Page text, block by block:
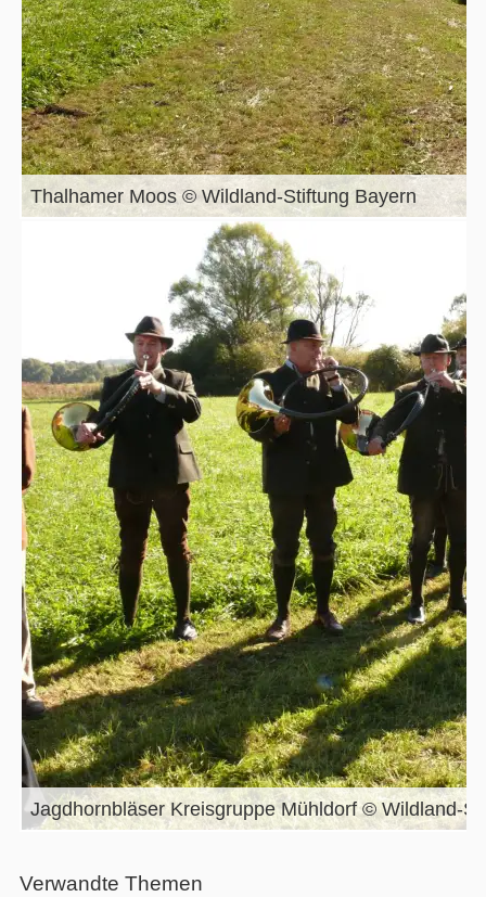
Thalhamer Moos © Wildland-Stiftung Bayern
Jagdhornbläser Kreisgruppe Mühldorf © Wildland-
Verwandte Themen